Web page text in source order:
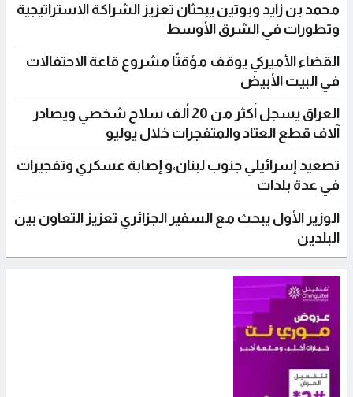
محمد بن زايد وبوتين يبحثان تعزيز الشراكة الاستراتيجية
وتطورات في الشرق الأوسط
القضاء الأميركي يوقف مؤقتًا مشروع قاعة الاحتفالات
في البيت الأبيض
العراق يسجل أكثر من 20 ألف سلاح شخصي ويصادر
آلاف قطع العتاد والمتفجرات خلال يوليو
تصعيد إسرائيلي جنوب لبنان،و إصابة عسكري وتفجيرات
في عدة بلدات
الوزير الأول يبحث مع السفير الجزائري تعزيز التعاون بين
البلدين